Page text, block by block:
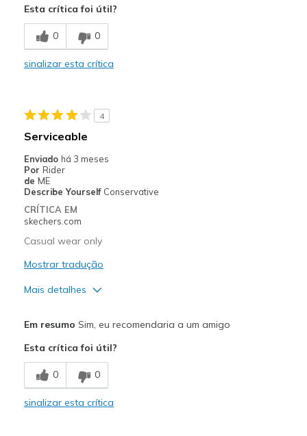
Comfortable
Durable
Casual Wear
Width
Sizing
Feels true to size
View On Shoes
Esta crítica foi útil?
0 0
sinalizar esta crítica
4
Serviceable
Enviado há 3 meses
Por Rider
de ME
Describe Yourself Conservative
CRÍTICA EM
skechers.com
Casual wear only
Mostrar tradução
Mais detalhes
Contras
Toe box could be wider
Em resumo Sim, eu recomendaria a um amigo
Esta crítica foi útil?
0 0
sinalizar esta crítica